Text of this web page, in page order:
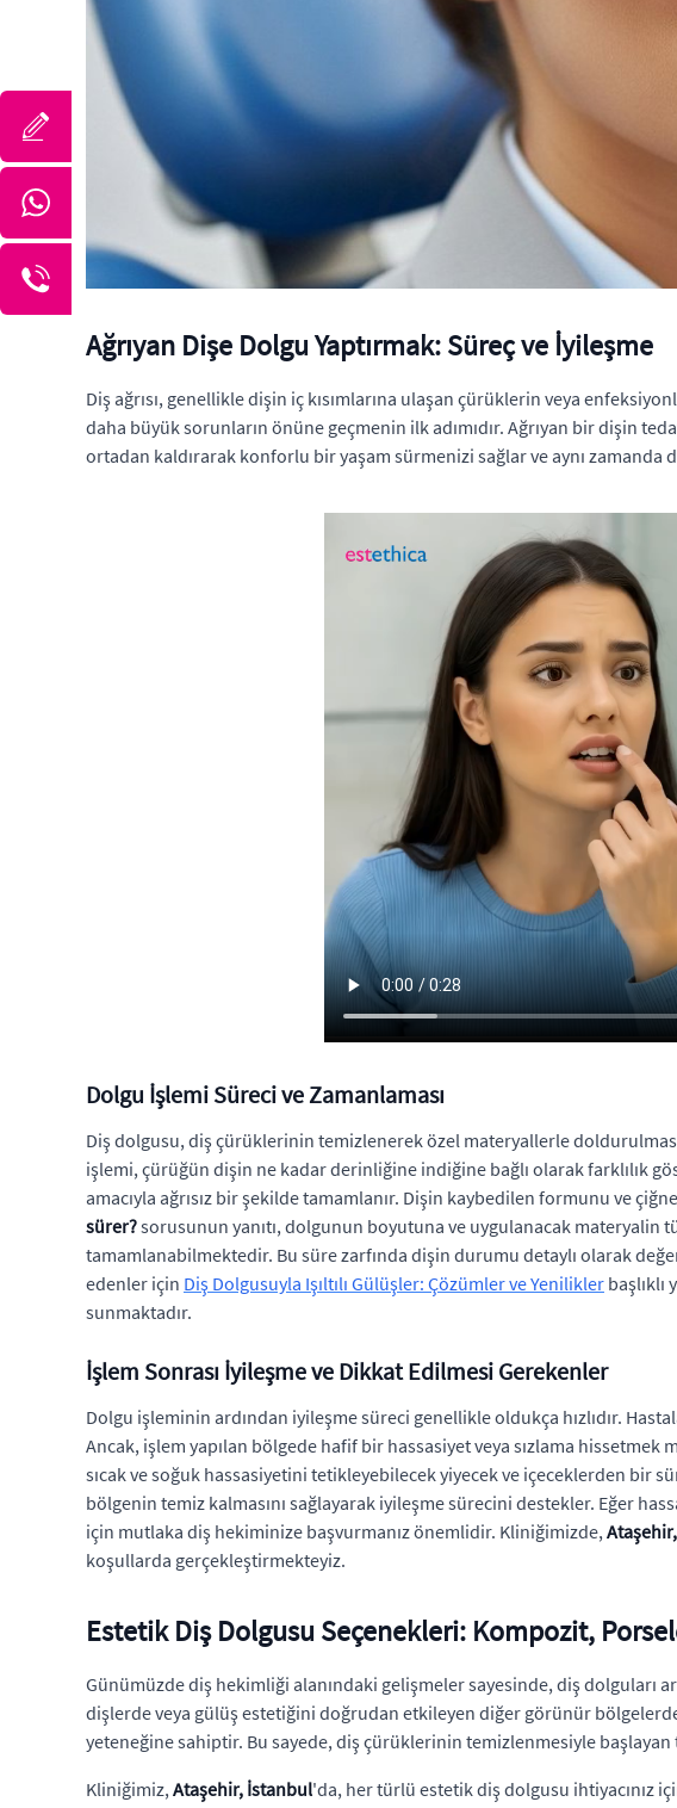
Ağrıyan Dişe Dolgu Yaptırmak: Süreç ve İyileşme
Diş ağrısı, genellikle dişin iç kısımlarına ulaşan çürüklerin veya
daha büyük sorunların önüne geçmenin ilk adımıdır. Ağrıyan bir dişin
ortadan kaldırarak konforlu bir yaşam sürmenizi sağlar ve aynı zamanda
Dolgu İşlemi Süreci ve Zamanlaması
Diş dolgusu, diş çürüklerinin temizlenerek özel materyallerle
işlemi, çürüğün dişin ne kadar derinliğine indiğine bağlı olarak farklılık
amacıyla ağrısız bir şekilde tamamlanır. Dişin kaybedilen formunu ve
sürer?sorusunun yanıtı, dolgunun boyutuna ve uygulanacak
tamamlanabilmektedir. Bu süre zarfında dişin durumu detaylı olarak
edenler için Diş Dolgusuyla Işıltılı Gülüşler: Çözümler ve Yenilikler başlıklı
sunmaktadır.
İşlem Sonrası İyileşme ve Dikkat Edilmesi Gerekenler
Dolgu işleminin ardından iyileşme süreci genellikle oldukça hızlıdır.
Ancak, işlem yapılan bölgede hafif bir hassasiyet veya sızlama
sıcak ve soğuk hassasiyetini tetikleyebilecek yiyecek ve içeceklerden bir
bölgenin temiz kalmasını sağlayarak iyileşme sürecini destekler. Eğer
için mutlaka diş hekiminize başvurmanız önemlidir. Kliniğimizde,
koşullarda gerçekleştirmekteyiz.
Estetik Diş Dolgusu Seçenekleri: Kompozit,
Günümüzde diş hekimliği alanındaki gelişmeler sayesinde, diş dolguları
dişlerde veya gülüş estetiğini doğrudan etkileyen diğer görünür
yeteneğine sahiptir. Bu sayede, diş çürüklerinin temizlenmesiyle
Kliniğimiz,Ataşehir, İstanbul'da, her türlü estetik diş dolgusu ihtiyacınız